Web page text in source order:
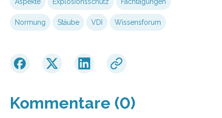
Normung Stäube VDI Wissensforum
Kommentare (0)